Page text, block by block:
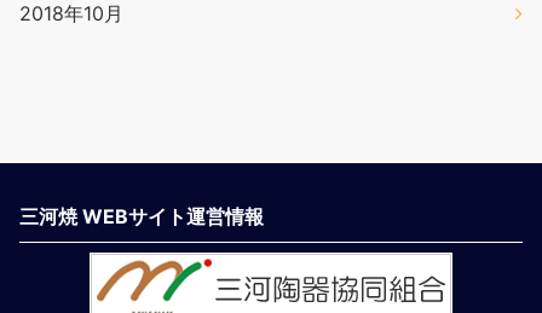
2018年10月
三河焼 WEBサイト運営情報